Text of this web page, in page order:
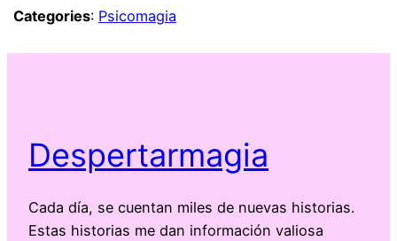
Categories: Psicomagia
Despertarmagia
Cada día, se cuentan miles de nuevas historias.
Estas historias me dan información valiosa